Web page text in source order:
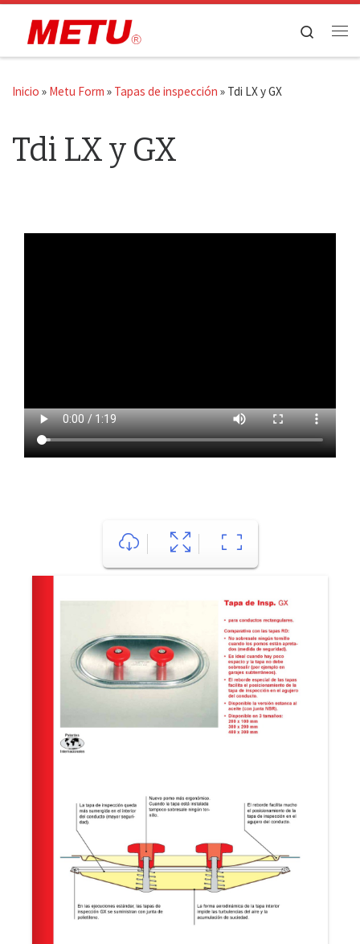
Saltar al contenido
Search
Inicio » Metu Form » Tapas de inspección » Tdi LX y GX
Tdi LX y GX